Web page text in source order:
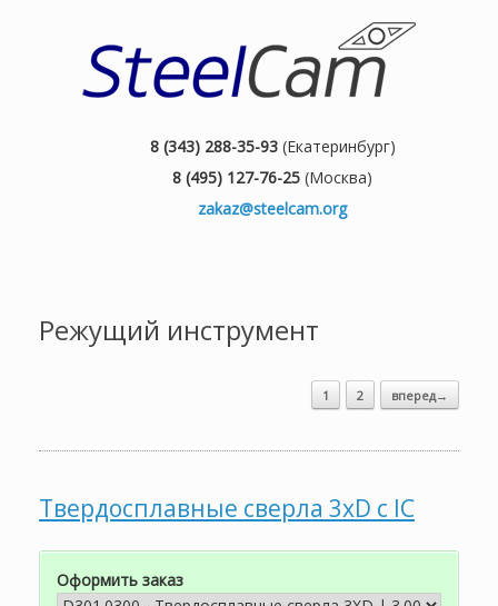
8 (343) 288-35-93(Екатеринбург)
8 (495) 127-76-25 (Москва)
zakaz@steelcam.org
Режущий инструмент
1 2 вперед→
Твердосплавные сверла 3xD с IC
Оформить заказ